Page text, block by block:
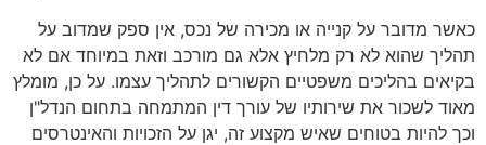
כאשר מדובר על קנייה או מכירה של נכס, אין ספק שמדוב על
תהליך שהוא לא רק מלחיץ אלא גם מורכב וזאת במיוחד אם לא
בקיאים בהליכים משפטיים הקשורים לתהליך עצמו. על כן, מומלץ
מאוד לשכור את שירותיו של עורך דין המתמחה בתחום הנדל"ן
וכך להיות בטוחים שאיש מקצוע זה, יגן על הזכויות והאינטרסים